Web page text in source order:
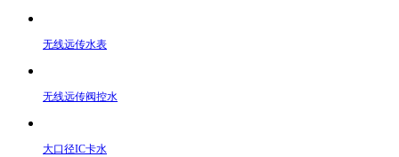
无线远传水表
无线远传阀控水
大口径IC卡水